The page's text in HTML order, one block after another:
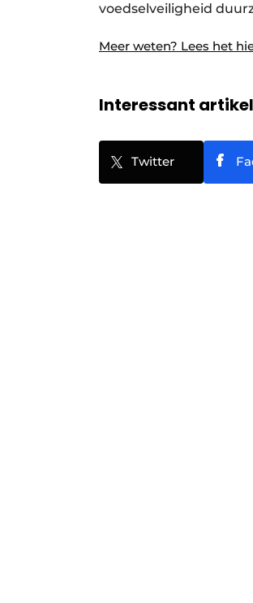
voedselveiligheid
Meer weten? Lees het
Interessant
Twitter